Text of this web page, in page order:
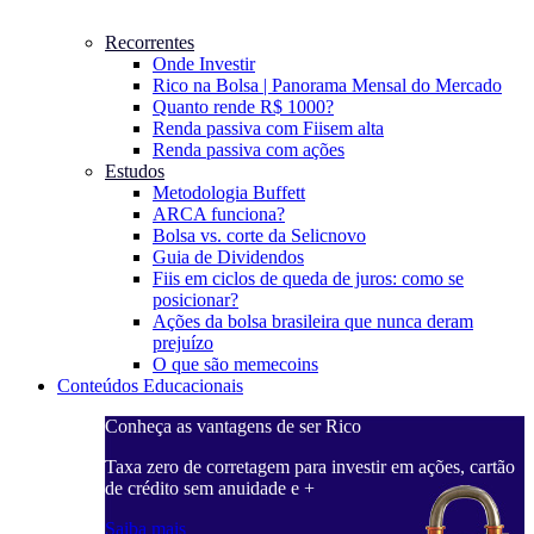
Recorrentes
Onde Investir
Rico na Bolsa | Panorama Mensal do Mercado
Quanto rende R$ 1000?
Renda passiva com Fiisem alta
Renda passiva com ações
Estudos
Metodologia Buffett
ARCA funciona?
Bolsa vs. corte da Selicnovo
Guia de Dividendos
Fiis em ciclos de queda de juros: como se
posicionar?
Ações da bolsa brasileira que nunca deram
prejuízo
O que são memecoins
Conteúdos Educacionais
Conheça as vantagens de ser Rico
Taxa zero de corretagem para investir em ações, cartão
de crédito sem anuidade e +
Saiba mais